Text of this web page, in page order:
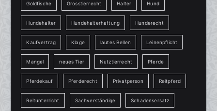
Goldfische Grosstierrecht Halter Hund
Hundehalter Hundehalterhaftung Hunderecht
Kaufvertrag Klage lautes Bellen Leinenpflicht
Mangel neues Tier Nutztierrecht Pferde
Pferdekauf Pferderecht Privatperson Reitpferd
Reitunterricht Sachverständige Schadensersatz